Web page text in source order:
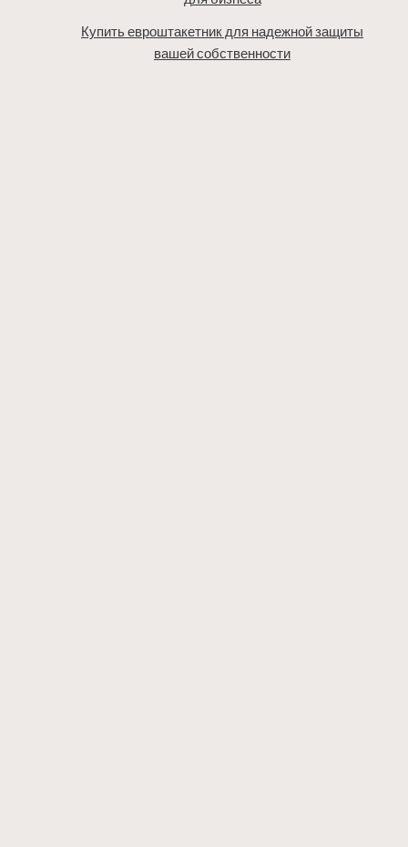
Купить евроштакетник для надежной защиты
вашей собственности